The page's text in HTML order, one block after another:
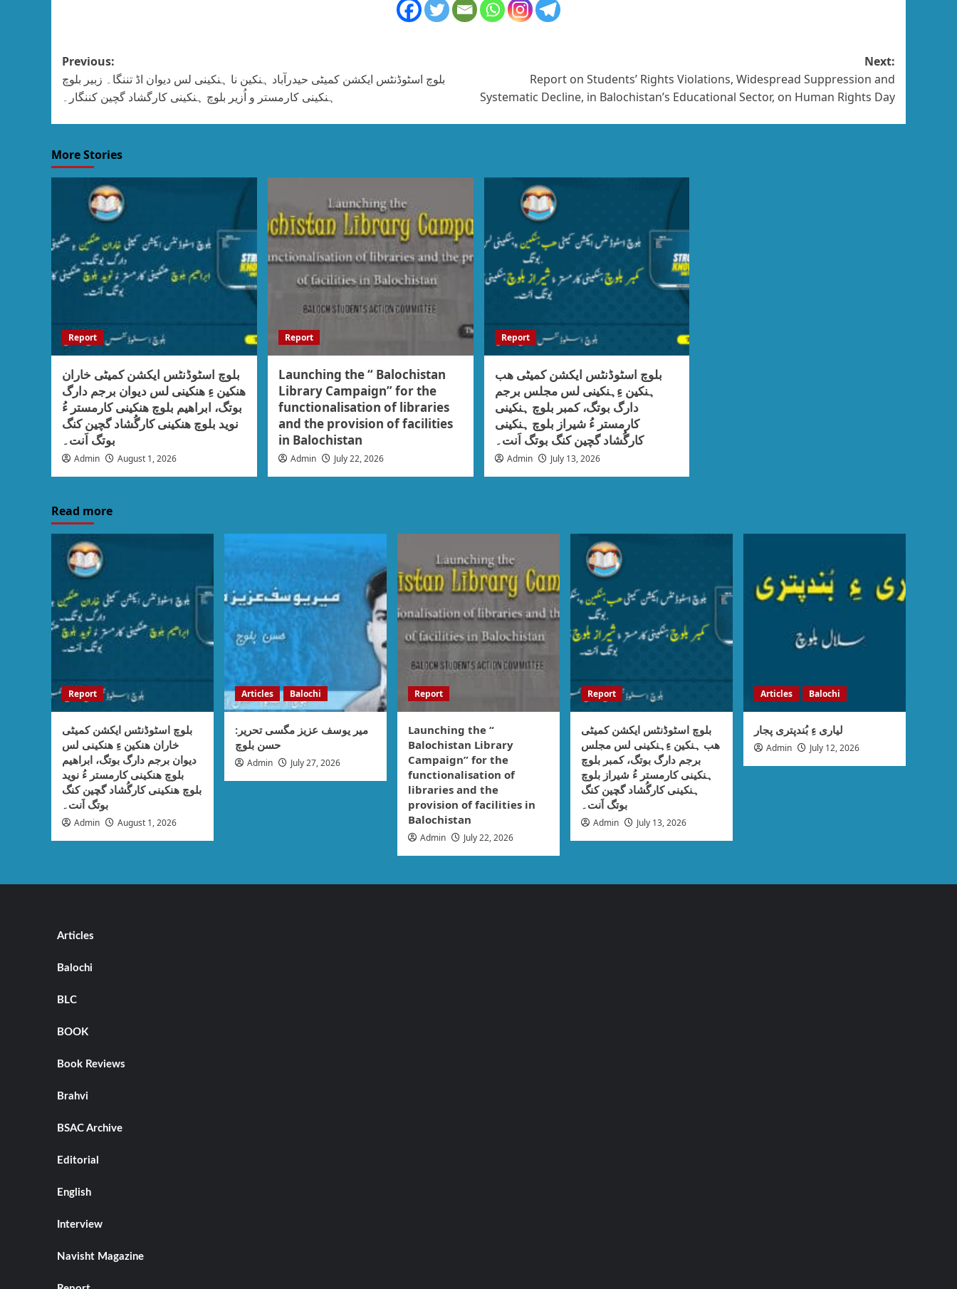
Previous:
بلوچ اسٹوڈنٹس ایکشن کمیٹی حیدرآباد ہنکین نا ہنکینی لس دیوان اڈ تننگا۔ زبیر بلوچ
ہنکینی کارمستر و اُزیر بلوچ ہنکینی کارگشاد گچین کننگار۔
Next:
Report on Students’ Rights Violations, Widespread Suppression and
Systematic Decline, in Balochistan’s Educational Sector, on Human Rights Day
More Stories
Report
بلوچ اسٹوڈنٹس ایکشن کمیٹی خاران
ھنکین ءِ ھنکینی لس دیوان برجم دارگ
بوتگ، ابراھیم بلوچ ھنکینی کارمستر ءُ
نوید بلوچ ھنکینی کارگُشاد گچین کنگ
بوتگ اَنت۔
Admin August 1, 2026
Report
Launching the “ Balochistan
Library Campaign” for the
functionalisation of libraries
and the provision of facilities
in Balochistan
Admin July 22, 2026
Report
بلوچ اسٹوڈنٹس ایکشن کمیٹی ھب
ہنکین ءِہنکینی لس مجلس برجم
دارگ بوتگ، کمبر بلوچ ہنکینی
کارمستر ءُ شیراز بلوچ ہنکینی
کارگُشاد گچین کنگ بوتگ اَنت۔
Admin July 13, 2026
Read more
Report
بلوچ اسٹوڈنٹس ایکشن کمیٹی
خاران ھنکین ءِ ھنکینی لس
دیوان برجم دارگ بوتگ، ابراھیم
بلوچ ھنکینی کارمستر ءُ نوید
بلوچ ھنکینی کارگُشاد گچین کنگ
بوتگ اَنت۔
Admin August 1, 2026
Articles Balochi
میر یوسف عزیز مگسی تحریر:
حسن بلوچ
Admin July 27, 2026
Report
Launching the “
Balochistan Library
Campaign” for the
functionalisation of
libraries and the
provision of facilities in
Balochistan
Admin July 22, 2026
Report
بلوچ اسٹوڈنٹس ایکشن کمیٹی
ھب ہنکین ءِہنکینی لس مجلس
برجم دارگ بوتگ، کمبر بلوچ
ہنکینی کارمستر ءُ شیراز بلوچ
ہنکینی کارگُشاد گچین کنگ
بوتگ اَنت۔
Admin July 13, 2026
Articles Balochi
لیاری ءِ بُندپتری پجار
Admin July 12, 2026
Articles
Balochi
BLC
BOOK
Book Reviews
Brahvi
BSAC Archive
Editorial
English
Interview
Navisht Magazine